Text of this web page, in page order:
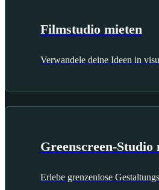
Filmstudio mieten
Verwandele deine Ideen in
Greenscreen-Studio
Erlebe grenzenlose